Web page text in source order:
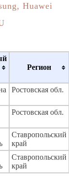
Huawei
Регион
Ростовская обл.
Ростовская обл.
Ставропольский
край
Ставропольский
край